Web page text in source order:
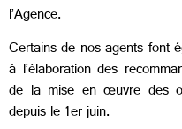
l’Agence.
Certains de nos agents font
à l’élaboration des
de la mise en œuvre des
depuis le 1er juin.